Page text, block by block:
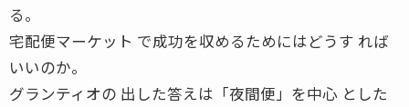
る。
宅配便マーケット で成功を収めるためにはどうす れば
いいのか。
グランティオの 出した答えは「夜間便」を中心 とした